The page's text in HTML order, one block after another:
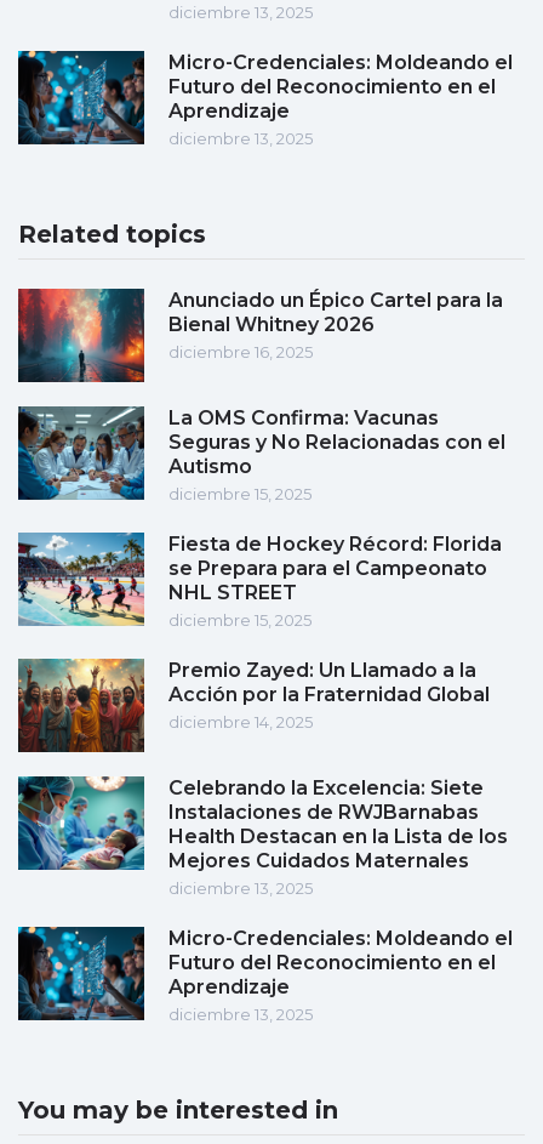
diciembre 13, 2025
Micro-Credenciales: Moldeando el
Futuro del Reconocimiento en el
Aprendizaje
diciembre 13, 2025
Related topics
Anunciado un Épico Cartel para la
Bienal Whitney 2026
diciembre 16, 2025
La OMS Confirma: Vacunas
Seguras y No Relacionadas con el
Autismo
diciembre 15, 2025
Fiesta de Hockey Récord: Florida
se Prepara para el Campeonato
NHL STREET
diciembre 15, 2025
Premio Zayed: Un Llamado a la
Acción por la Fraternidad Global
diciembre 14, 2025
Celebrando la Excelencia: Siete
Instalaciones de RWJBarnabas
Health Destacan en la Lista de los
Mejores Cuidados Maternales
diciembre 13, 2025
Micro-Credenciales: Moldeando el
Futuro del Reconocimiento en el
Aprendizaje
diciembre 13, 2025
You may be interested in